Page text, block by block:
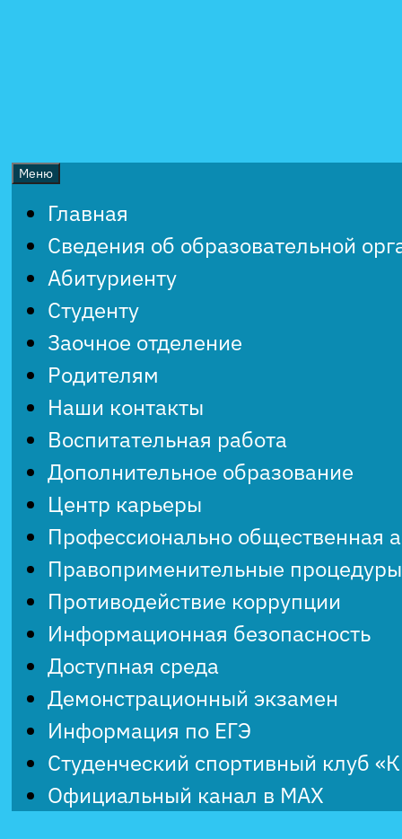
Меню
Главная
Сведения об образовательной
Абитуриенту
Студенту
Заочное отделение
Родителям
Наши контакты
Воспитательная работа
Дополнительное образование
Центр карьеры
Профессионально общественная
Правоприменительные процедуры
Противодействие коррупции
Информационная безопасность
Доступная среда
Демонстрационный экзамен
Информация по ЕГЭ
Студенческий спортивный клуб
Официальный канал в MAX